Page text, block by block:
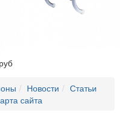
Новости
Статьи
сайта